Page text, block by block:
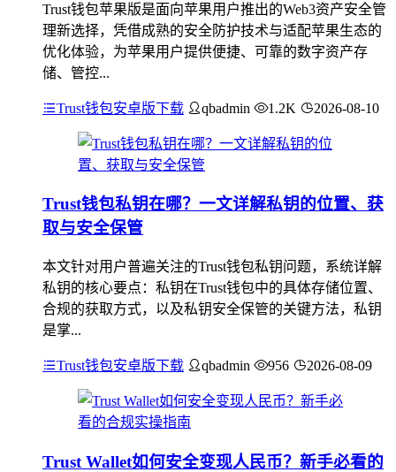
Trust钱包苹果版是面向苹果用户推出的Web3资产安全管
理新选择，凭借成熟的安全防护技术与适配苹果生态的
优化体验，为苹果用户提供便捷、可靠的数字资产存
储、管控...
Trust钱包安卓版下载 qbadmin 1.2K 2026-08-10
Trust钱包私钥在哪？一文详解私钥的位置、获
取与安全保管
本文针对用户普遍关注的Trust钱包私钥问题，系统详解
私钥的核心要点：私钥在Trust钱包中的具体存储位置、
合规的获取方式，以及私钥安全保管的关键方法，私钥
是掌...
Trust钱包安卓版下载 qbadmin 956 2026-08-09
Trust Wallet如何安全变现人民币？新手必看的